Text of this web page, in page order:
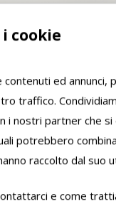
cookie
ed annunci,
traffico.
i nostri partner che si
potrebbero
raccolto dal suo
e come